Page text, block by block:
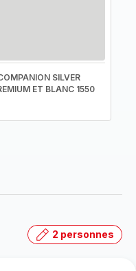
SILVER
ET BLANC 1550
2 personnes